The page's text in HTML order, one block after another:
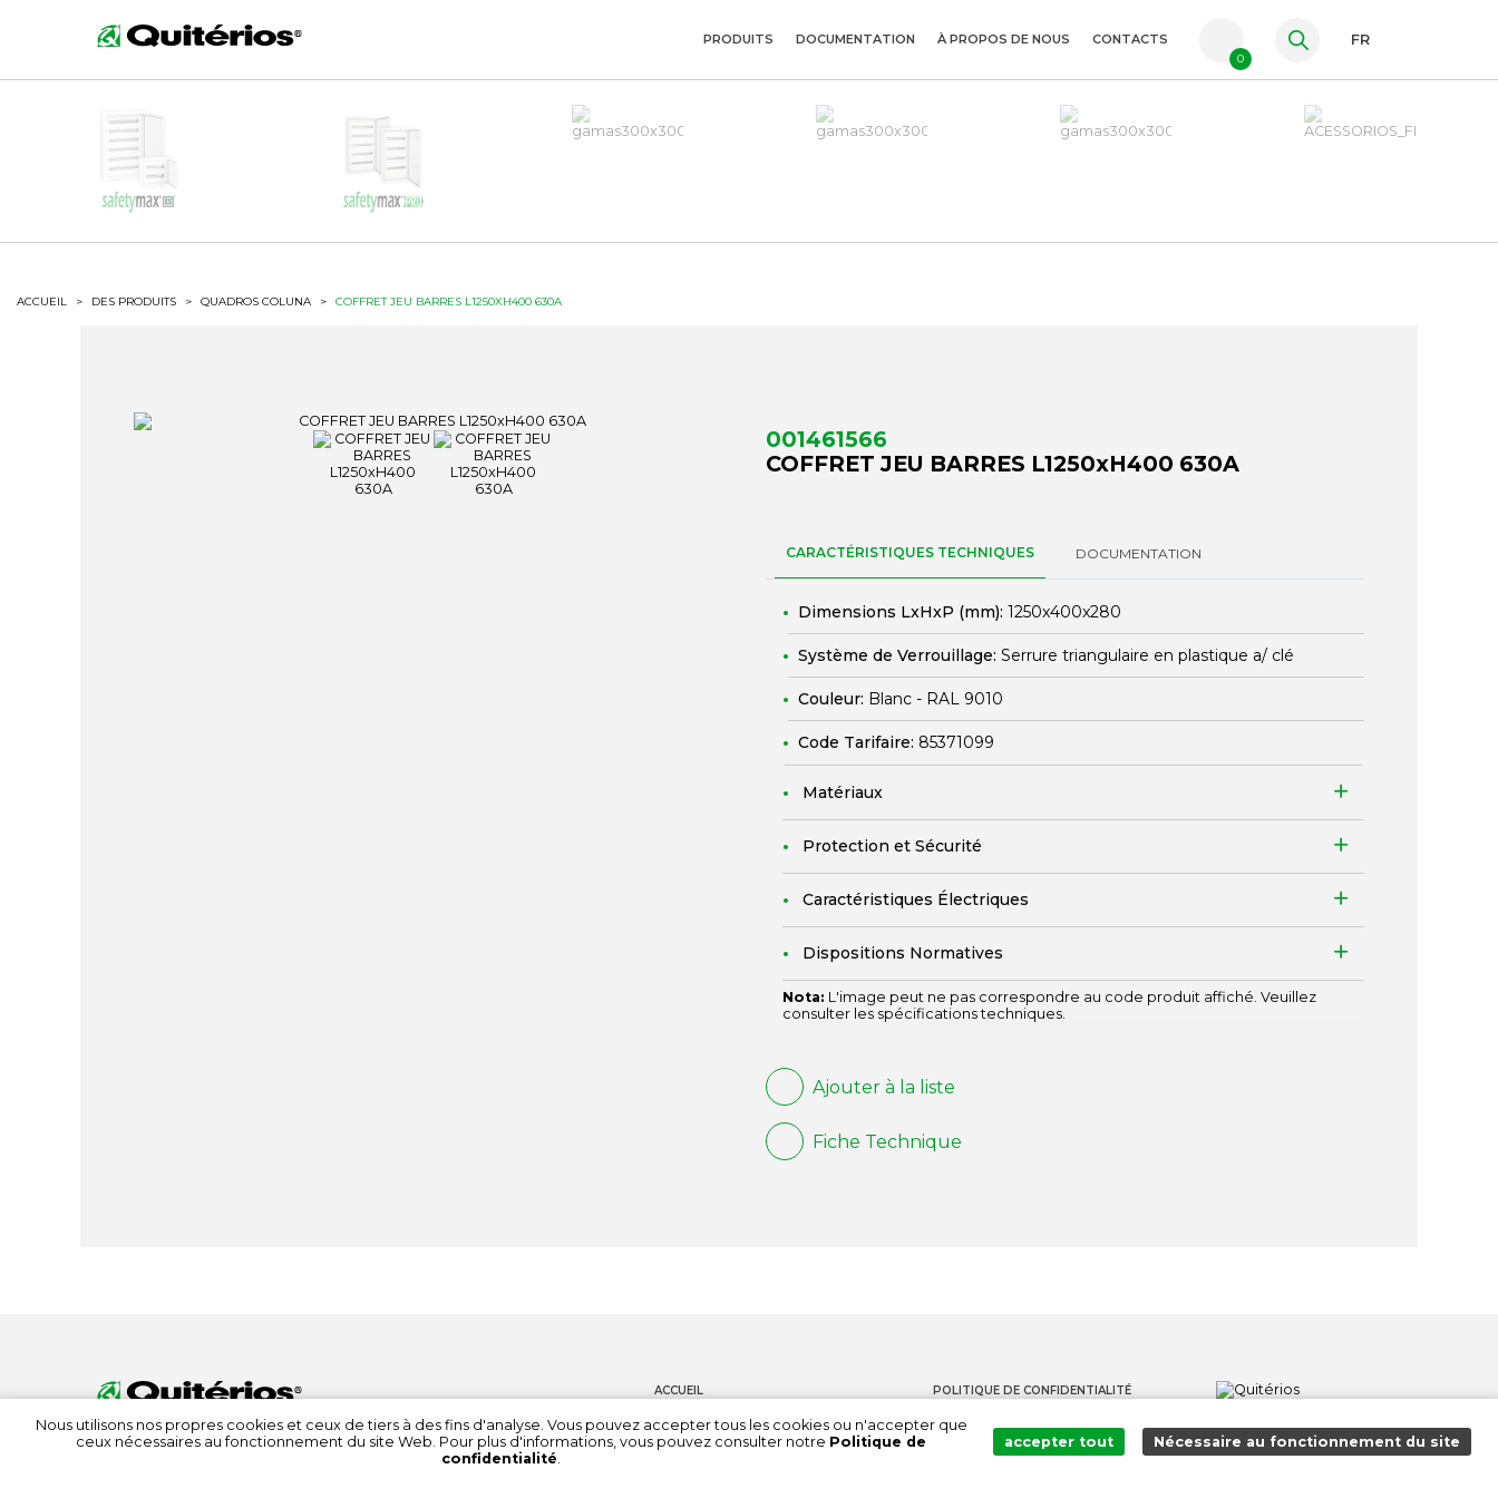
ES
PRODUITS DOCUMENTATION À PROPOS DE NOUS CONTACTS
0
FR
ACCUEIL > DES PRODUITS > QUADROS COLUNA > COFFRET JEU BARRES L1250XH400 630A
001461566
COFFRET JEU BARRES L1250xH400 630A
CARACTÉRISTIQUES TECHNIQUES DOCUMENTATION
Dimensions LxHxP (mm): 1250x400x280
Système de Verrouillage: Serrure triangulaire en plastique a/ clé
Couleur: Blanc - RAL 9010
Code Tarifaire: 85371099
Matériaux
Protection et Sécurité
Caractéristiques Électriques
Dispositions Normatives
Nota: L'image peut ne pas correspondre au code produit affiché. Veuillez
consulter les spécifications techniques.
Ajouter à la liste
Fiche Technique
ACCUEIL
DOCUMENTATION
POLITIQUE DE CONFIDENTIALITÉ
CHAÎNE DES LANCEURS D'ALERTE
Nous utilisons nos propres cookies et ceux de tiers à des fins d'analyse. Vous pouvez accepter tous les cookies ou n'accepter que
ceux nécessaires au fonctionnement du site Web. Pour plus d'informations, vous pouvez consulter notre Politique de
confidentialité.
accepter tout Nécessaire au fonctionnement du site